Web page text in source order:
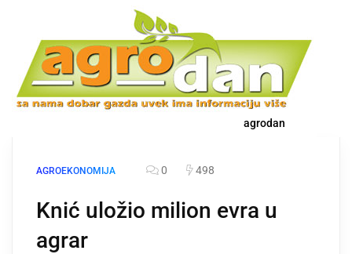
agrodan
AGROEKONOMIJA 0 498
Knić uložio milion evra u
agrar